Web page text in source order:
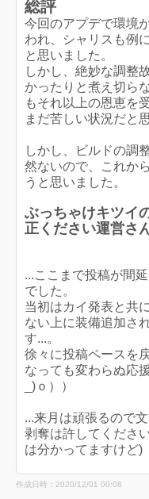
総評
今回のアプデで環境
われ、シャリスも例
と思いました。
しかし、絶妙な調整
かったりと煮え切ら
もそれ以上の恩恵を
まだ苦しい状況だと
しかし、ビルドの調
然ないので、これか
うと思いました。
ぶっちゃけキツイ
正ください運営さ
...ここまで投稿が間
でした。
当初はカイ発表と共
ない上に装備追加さ
す...。
徐々に投稿ペースを
なっても変わらぬ応
_)ｏ））
...来月は頑張るので
剥奪は許してくださ
は分かってますけど)
作成日時：2020/12/01 00:08